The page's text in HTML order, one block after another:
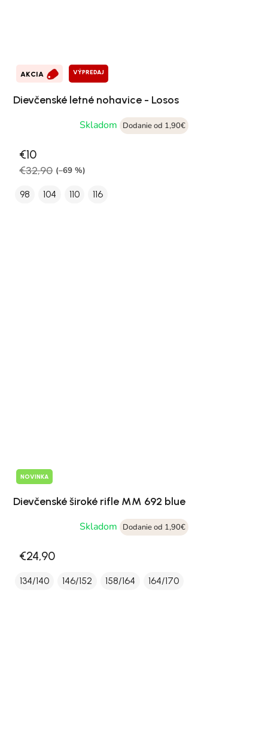
AKCIA VÝPREDAJ
Dievčenské letné nohavice - Losos
Skladom
Dodanie od 1,90€
€10
€32,90 (–69 %)
98 104 110 116
NOVINKA
Dievčenské široké rifle MM 692 blue
Skladom
Dodanie od 1,90€
€24,90
134/140 146/152 158/164 164/170